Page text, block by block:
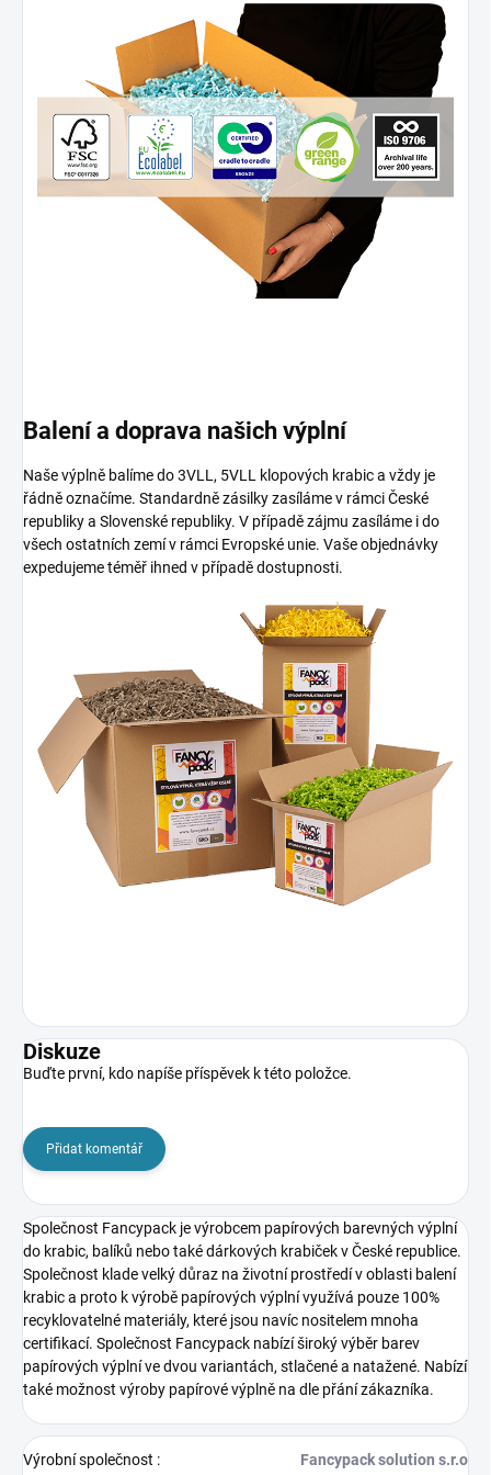
Balení a doprava našich výplní
Naše výplně balíme do 3VLL, 5VLL klopových krabic a vždy je
řádně označíme. Standardně zásilky zasíláme v rámci České
republiky a Slovenské republiky. V případě zájmu zasíláme i do
všech ostatních zemí v rámci Evropské unie. Vaše objednávky
expedujeme téměř ihned v případě dostupnosti.
Diskuze
Buďte první, kdo napíše příspěvek k této položce.
Přidat komentář
Společnost Fancypack je výrobcem papírových barevných výplní
do krabic, balíků nebo také dárkových krabiček v České republice.
Společnost klade velký důraz na životní prostředí v oblasti balení
krabic a proto k výrobě papírových výplní využívá pouze 100%
recyklovatelné materiály, které jsou navíc nositelem mnoha
certifikací. Společnost Fancypack nabízí široký výběr barev
papírových výplní ve dvou variantách, stlačené a natažené. Nabízí
také možnost výroby papírové výplně na dle přání zákazníka.
Výrobní společnost : Fancypack solution s.r.o